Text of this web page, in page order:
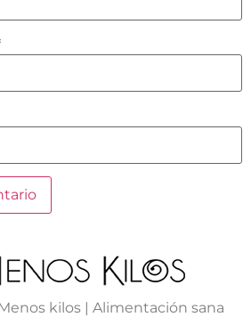
kilos | Alimentación sana